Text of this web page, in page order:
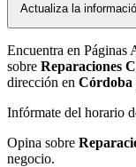
Actualiza la
Encuentra en Páginas
sobre Reparaciones
dirección en Córdoba
Infórmate del horario
Opina sobre
negocio.